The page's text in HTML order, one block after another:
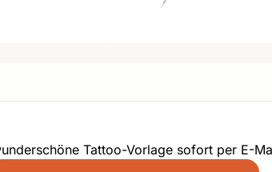
Tattoo-Vorlage sofort per E-